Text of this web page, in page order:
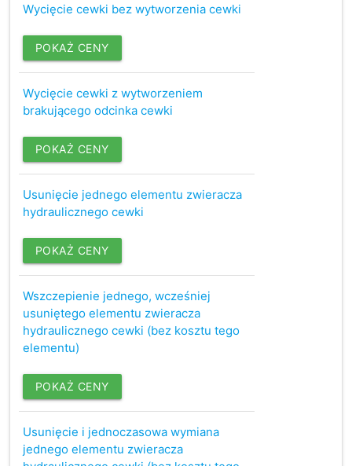
Wycięcie cewki bez wytworzenia cewki
POKAŻ CENY
Wycięcie cewki z wytworzeniem
brakującego odcinka cewki
POKAŻ CENY
Usunięcie jednego elementu zwieracza
hydraulicznego cewki
POKAŻ CENY
Wszczepienie jednego, wcześniej
usuniętego elementu zwieracza
hydraulicznego cewki (bez kosztu tego
elementu)
POKAŻ CENY
Usunięcie i jednoczasowa wymiana
jednego elementu zwieracza